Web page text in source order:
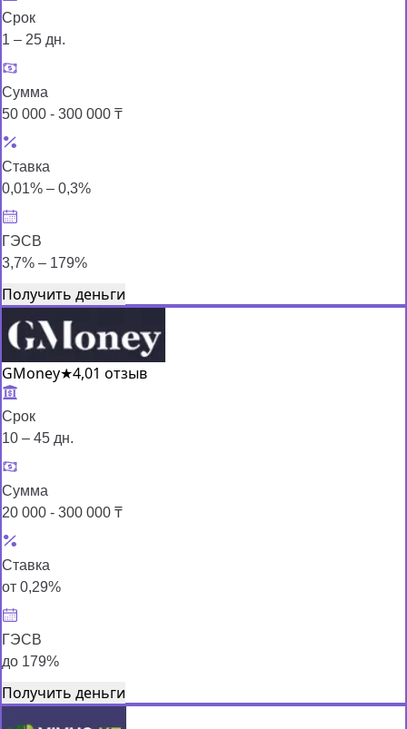
Срок
1 – 25 дн.
Сумма
50 000 - 300 000 ₸
Ставка
0,01% – 0,3%
ГЭСВ
3,7% – 179%
Получить деньги
GMoney★4,01 отзыв
Срок
10 – 45 дн.
Сумма
20 000 - 300 000 ₸
Ставка
от 0,29%
ГЭСВ
до 179%
Получить деньги